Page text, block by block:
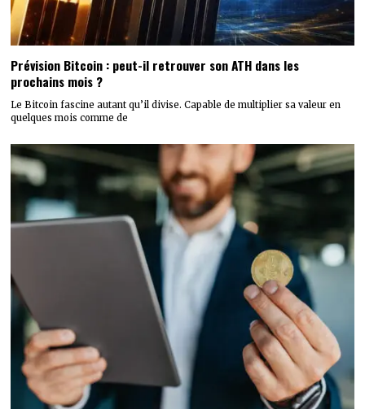
Prévision Bitcoin : peut-il retrouver son ATH dans les
prochains mois ?
Le Bitcoin fascine autant qu’il divise. Capable de multiplier sa valeur en
quelques mois comme de